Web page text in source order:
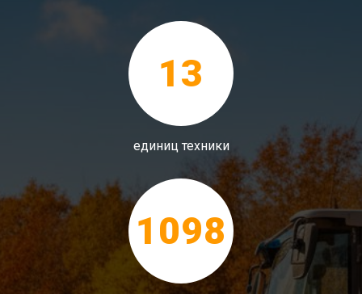
13
единиц техники
1098